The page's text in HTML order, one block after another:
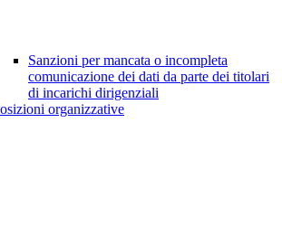
Sanzioni per mancata o incompleta
comunicazione dei dati da parte dei titolari
di incarichi dirigenziali
organizzative